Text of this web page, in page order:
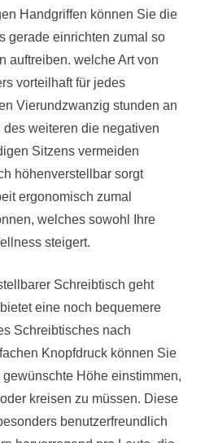
Handgriffen können Sie die
gerade einrichten zumal so
auftreiben. welche Art von
vorteilhaft für jedes
Vierundzwanzig stunden an
weiteren die negativen
Sitzens vermeiden
höhenverstellbar sorgt
ergonomisch zumal
welches sowohl Ihre
steigert.
Schreibtisch geht
eine noch bequemere
Schreibtisches nach
Knopfdruck können Sie
Höhe einstimmen,
kreisen zu müssen. Diese
benutzerfreundlich